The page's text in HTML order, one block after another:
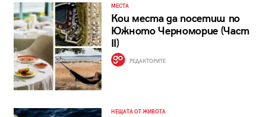
МЕСТА
Кои места да посетиш по
Южното Черноморие (Част
II)
РЕДАКТОРИТЕ
НЕЩАТА ОТ ЖИВОТА